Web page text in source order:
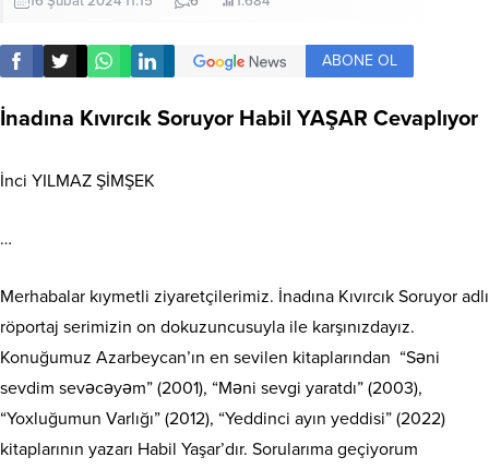
ABONE OL
İnadına Kıvırcık Soruyor Habil YAŞAR Cevaplıyor
İnci YILMAZ ŞİMŞEK
…
Merhabalar kıymetli ziyaretçilerimiz. İnadına Kıvırcık Soruyor adlı
röportaj serimizin on dokuzuncusuyla ile karşınızdayız.
Konuğumuz Azarbeycan’ın en sevilen kitaplarından “Səni
sevdim sevəcəyəm” (2001), “Məni sevgi yaratdı” (2003),
“Yoxluğumun Varlığı” (2012), “Yeddinci ayın yeddisi” (2022)
kitaplarının yazarı Habil Yaşar’dır. Sorularıma geçiyorum